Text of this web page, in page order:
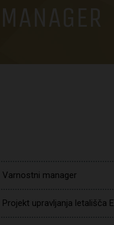
Varnostni manager
Projekt upravljanja letališča